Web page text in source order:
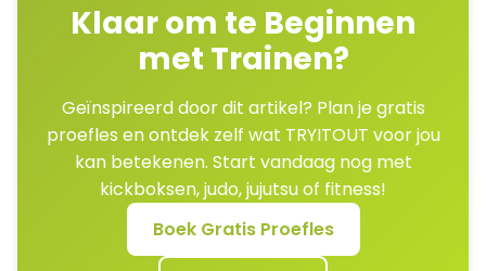
Klaar om te Beginnen
met Trainen?
Geïnspireerd door dit artikel? Plan je gratis
proefles en ontdek zelf wat TRYITOUT voor jou
kan betekenen. Start vandaag nog met
kickboksen, judo, jujutsu of fitness!
Boek Gratis Proefles